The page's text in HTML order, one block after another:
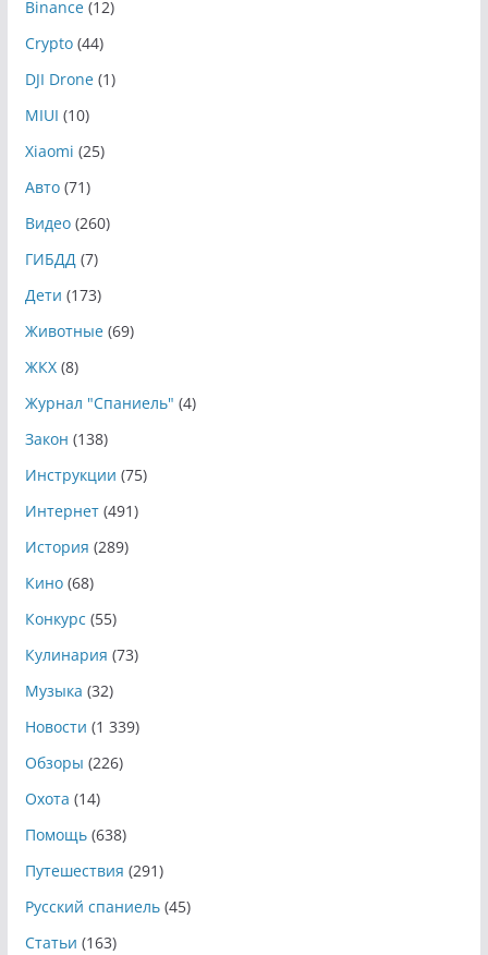
Binance(12)
Crypto(44)
DJI Drone(1)
MIUI (10)
Xiaomi (25)
Авто(71)
Видео(260)
ГИБДД(7)
Дети (173)
Животные(69)
ЖКХ(8)
Журнал "Спаниель" (4)
Закон (138)
Инструкции (75)
Интернет(491)
История (289)
Кино(68)
Конкурс (55)
Кулинария (73)
Музыка (32)
Новости (1 339)
Обзоры (226)
Охота (14)
Помощь(638)
Путешествия (291)
Русский спаниель(45)
Статьи (163)